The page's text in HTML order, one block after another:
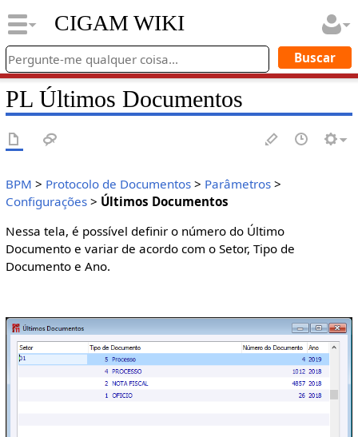
CIGAM WIKI
PL Últimos Documentos
BPM > Protocolo de Documentos> Parâmetros>
Configurações> Últimos Documentos
Nessa tela, é possível definir o número do Último
Documento e variar de acordo com o Setor, Tipo de
Documento e Ano.